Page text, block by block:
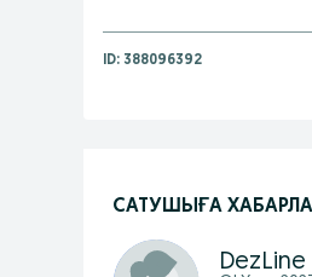
ID: 388096392
САТУШЫҒА